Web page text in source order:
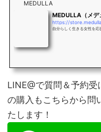
MEDULLA
MEDULLA（メデ
自分らしく生きる女性を応
LINE@で質問＆予約
の購入もこちらから問
たします！